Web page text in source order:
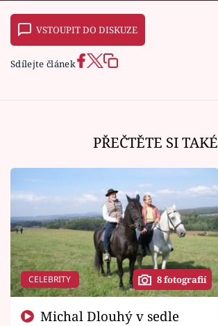
VSTOUPIT DO DISKUZE
Sdílejte článek
PŘEČTĚTE SI TAKÉ
CELEBRITY 8 fotografií